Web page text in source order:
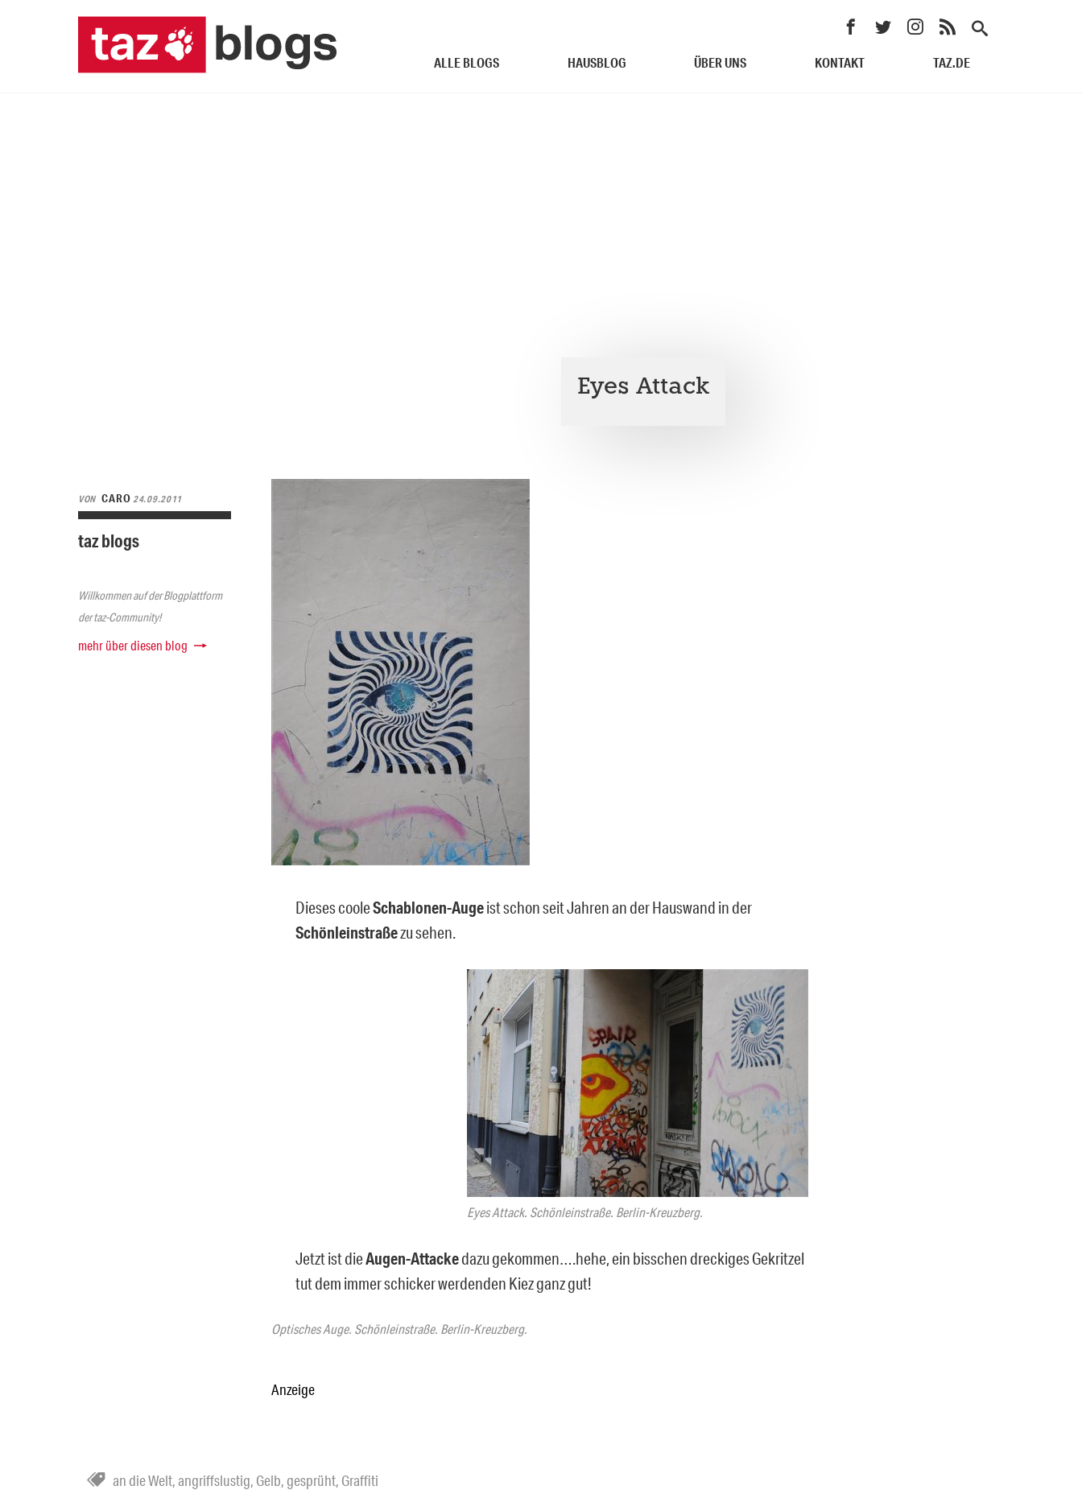
ALLE BLOGS HAUSBLOG ÜBER UNS KONTAKT TAZ.DE
Eyes Attack
VON CARO24.09.2011
taz blogs
Willkommen auf der Blogplattform
der taz-Community!
mehr über diesen blog
Optisches Auge. Schönleinstraße. Berlin-Kreuzberg.
Dieses cooleSchablonen-Augeist schon seit Jahren an der Hauswand in der
Schönleinstraßezu sehen.
Eyes Attack. Schönleinstraße. Berlin-Kreuzberg.
Jetzt ist dieAugen-Attackedazu gekommen….hehe, ein bisschen dreckiges Gekritzel
tut dem immer schicker werdenden Kiez ganz gut!
Anzeige
an die Welt,angriffslustig, Gelb, gesprüht, Graffiti